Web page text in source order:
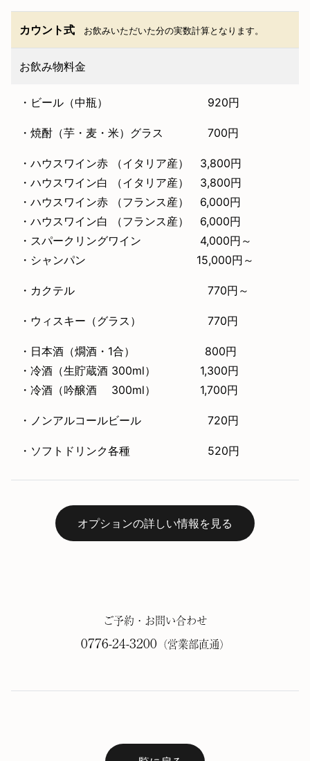
カウント式 お飲みいただいた分の実数計算となります。
お飲み物料金
・ビール（中瓶） 920円
・焼酎（芋・麦・米）グラス 700円
・ハウスワイン赤 （イタリア産） 3,800円
・ハウスワイン白 （イタリア産） 3,800円
・ハウスワイン赤 （フランス産） 6,000円
・ハウスワイン白 （フランス産） 6,000円
・スパークリングワイン 4,000円～
・シャンパン 15,000円～
・カクテル 770円～
・ウィスキー（グラス） 770円
・日本酒（燗酒・1合） 800円
・冷酒（生貯蔵酒 300ml） 1,300円
・冷酒（吟醸酒 300ml） 1,700円
・ノンアルコールビール 720円
・ソフトドリンク各種 520円
オプションの詳しい情報を見る
ご予約・お問い合わせ
0776-24-3200 （営業部直通）